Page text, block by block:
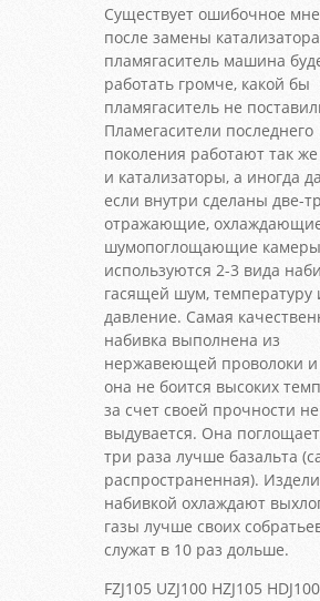
Существует ошибочное
после замены
пламягаситель машина
работать громче, какой бы
пламягаситель не
Пламегасители последнего
поколения работают так же
и катализаторы, а иногда
если внутри сделаны две-
отражающие,
шумопоглощающие
используются 2-3 вида
гасящей шум, температуру
давление. Самая
набивка выполнена из
нержавеющей проволоки и
она не боится высоких
за счет своей прочности не
выдувается. Она
три раза лучше базальта
распространенная).
набивкой охлаждают
газы лучше своих
служат в 10 раз дольше.
FZJ105 UZJ100 HZJ105 HDJ100